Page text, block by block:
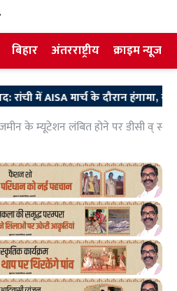
बिहार अंतरराष्ट्रीय क्राइम न्यूज
AISA मार्च के दौरान हंगामा, राष्ट्रीय
के म्यूटेशन लंबित होने पर डीसी व्